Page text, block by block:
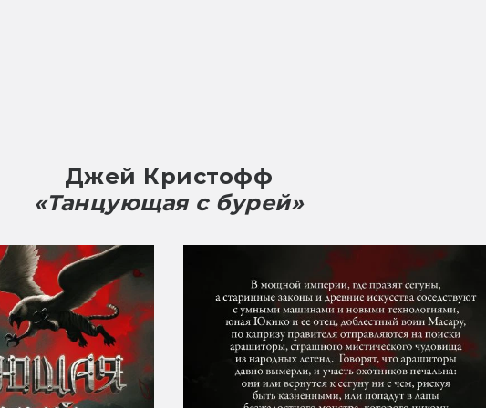
Слэттер. Seeds (рассказ)
Foxfire (рассказ)
Owl vs. the Neighborhood Watch (рассказ)
How to Survive an Epic Journey (рассказ)
Simargl and the Rowan Tree (рассказ)
Suns (рассказ)
Armless Maidens of the American West (рассказ)
Give Her Honey When You Hear Her Scream (рассказ)
(рассказ)
Immortal Snake (рассказ)
Wolf in Iceland Is the Child of a Lie (рассказ)
Джей Кристофф
«Танцующая с бурей»